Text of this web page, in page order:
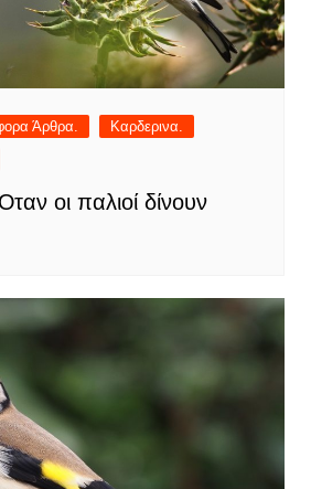
Άρθρα.
Καρδερινα.
οι παλιοί δίνουν